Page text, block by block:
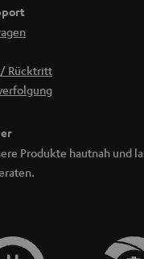
/ Rücktritt
Produkte hautnah und